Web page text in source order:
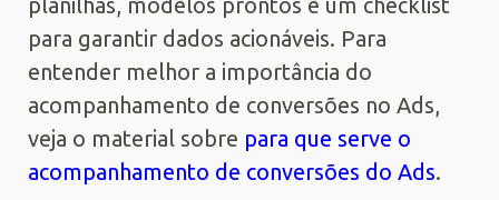
para garantir dados acionáveis. Para
entender melhor a importância do
acompanhamento de conversões no Ads,
veja o material sobre para que serve o
acompanhamento de conversões do Ads.